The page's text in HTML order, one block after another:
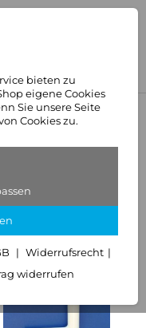
bieten zu
eigene Cookies
Sie unsere Seite
Cookies zu.
Widerrufsrecht
widerrufen
Sanit
weiß